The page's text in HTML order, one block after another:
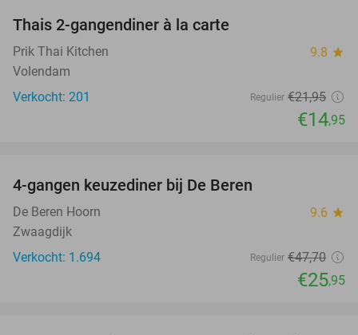
Thais 2-gangendiner à la carte
Prik Thai Kitchen 9.8 star
Volendam
Verkocht: 201
Regulier €21,95
€14,95
4-gangen keuzediner bij De Beren
De Beren Hoorn 9.6 star
Zwaagdijk
Verkocht: 1.694
Regulier €47,70
€25,95